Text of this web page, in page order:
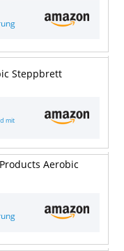
Steppbrett
mit
Aerobic